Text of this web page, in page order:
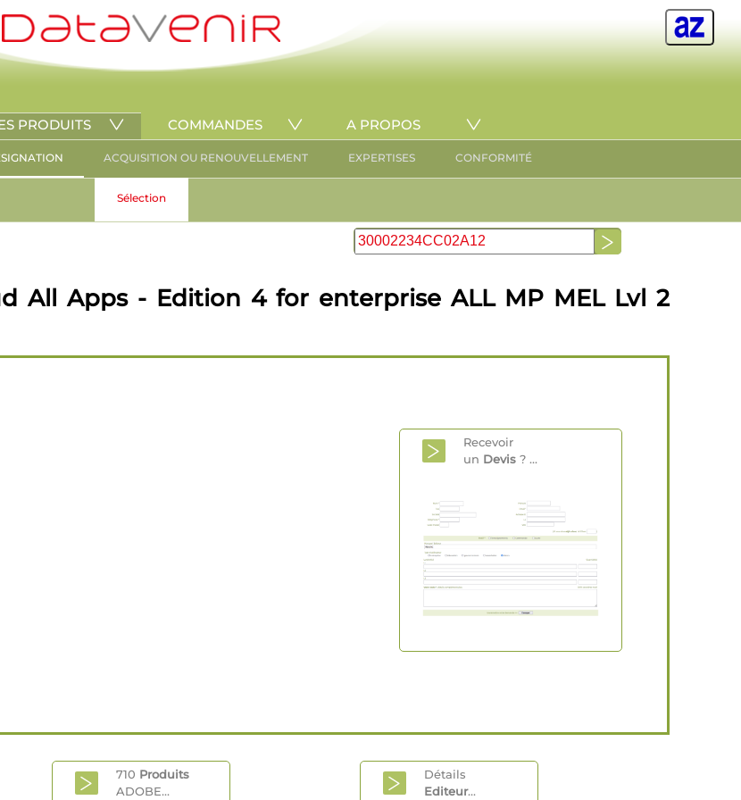
PRODUITS COMMANDES A PROPOS
ACQUISITION OU RENOUVELLEMENT EXPERTISES CONFORMITÉ
Sélection
All Apps - Edition 4 for enterprise ALL MP MEL Lvl 2
Recevoir
un Devis ? ...
710 Produits
ADOBE...
Détails
Editeur...